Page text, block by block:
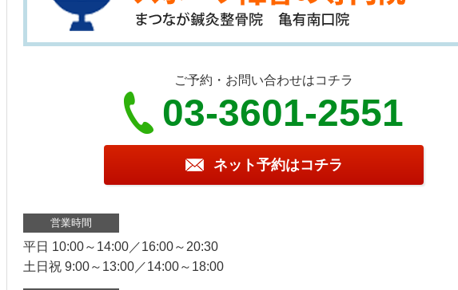
ご予約・お問い合わせはコチラ
03-3601-2551
ネット予約はコチラ
営業時間
平日 10:00～14:00／16:00～20:30
土日祝 9:00～13:00／14:00～18:00